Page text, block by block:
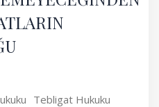
Tebligat Hukuku